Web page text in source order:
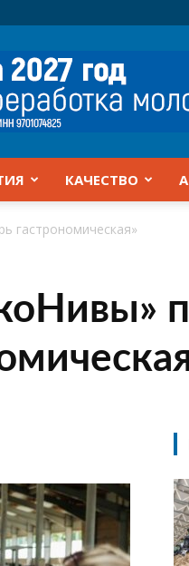
КАЧЕСТВО
гастрономическая»